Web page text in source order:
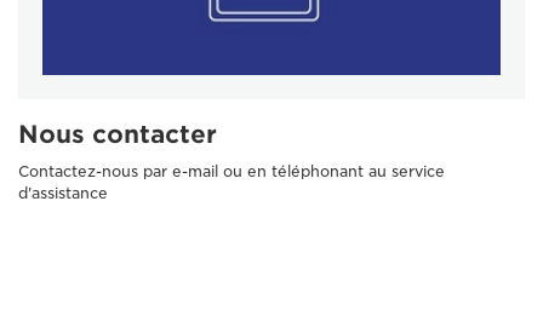
Nous contacter
Contactez-nous par e-mail ou en téléphonant au service
d'assistance